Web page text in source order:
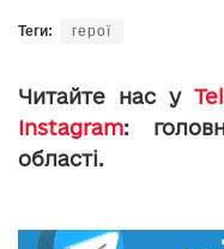
Теги: герої
Читайте нас у
Instagram:
області.